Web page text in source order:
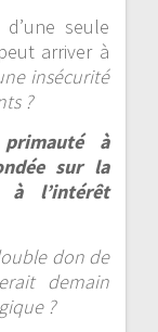
seule
arriver à
insécurité
?
à
sur la
à l’intérêt
don de
demain
?